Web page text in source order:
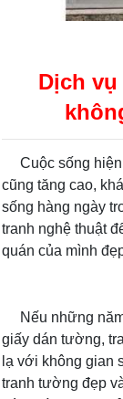
Dịch
Cuộc sống
cũng tăng cao,
sống hàng ngày
tranh nghệ thuật
quán của mình
Nếu những
giấy dán tường,
lạ với không gian
tranh tường đẹp